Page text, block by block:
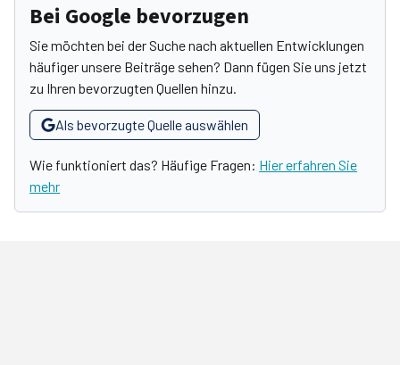
Bei Google bevorzugen
Sie möchten bei der Suche nach aktuellen Entwicklungen
häufiger unsere Beiträge sehen? Dann fügen Sie uns jetzt
zu Ihren bevorzugten Quellen hinzu.
Als bevorzugte Quelle auswählen
Wie funktioniert das? Häufige Fragen: Hier erfahren Sie
mehr